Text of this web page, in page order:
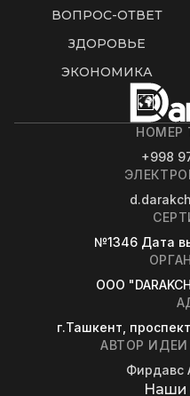
ВОПРОС-ОТВЕТ
ЗДОРОВЬЕ
ЭКОНОМИКА
НОМЕР
+998
№1346 Дата
OOO
г.Ташкент,
АВТОР
Фирдавс
Наши